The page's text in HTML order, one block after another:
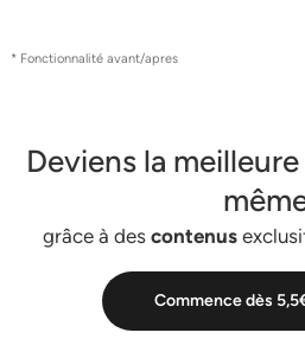
* Fonctionnalité avant/apres
Deviens la
grâce à des contenus
Commence dès